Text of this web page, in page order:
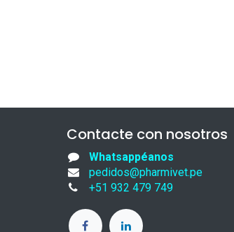
Contacte con nosotros
Whatsappéanos
pedidos@pharmivet.pe
+51 932 479 749